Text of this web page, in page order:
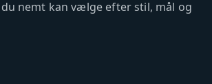
nemt kan vælge efter stil, mål og